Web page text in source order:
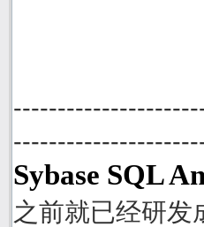
Sybase SQL
之前就已经研发